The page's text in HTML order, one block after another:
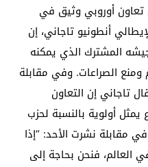
تعاون أوروبي وثيق في
أنطونيو تاجاني، إن
المشترك الذي يمكنه
الصراعات. وفي مقابلة
تاجاني إن التعاون
أولوية بالنسبة لحزب
مقابلة نشرت الأحد: “إذا
العالم، فنحن بحاجة إلى